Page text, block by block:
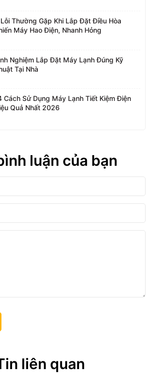
Thường Gặp Khi Lắp Đặt Điều Hòa
Máy Hao Điện, Nhanh Hỏng
Nghiệm Lắp Đặt Máy Lạnh Đúng Kỹ
Tại Nhà
Cách Sử Dụng Máy Lạnh Tiết Kiệm Điện
Quả Nhất 2026
luận của bạn
liên quan